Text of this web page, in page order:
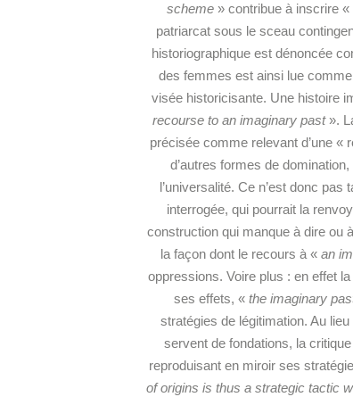
scheme» contribue à inscrire «
patriarcat sous le sceau
historiographique est dénoncée
des femmes est ainsi lue
visée historicisante. Une histoire
recourse to an imaginary past».
précisée comme relevant d’une «
d’autres formes de
l’universalité. Ce n’est donc pas
interrogée, qui pourrait la
construction qui manque à dire ou
la façon dont le recours à « an
oppressions. Voire plus : en effet
ses effets, « the imaginary
stratégies de légitimation. Au
servent de fondations, la
reproduisant en miroir ses
of origins is thus a strategic tactic